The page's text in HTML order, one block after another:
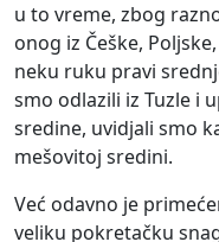
u to vreme, zbog
onog iz Češke,
neku ruku pravi
smo odlazili iz Tuzle i
sredine, uvidjali smo
mešovitoj sredini.
Već odavno je
veliku pokretačku